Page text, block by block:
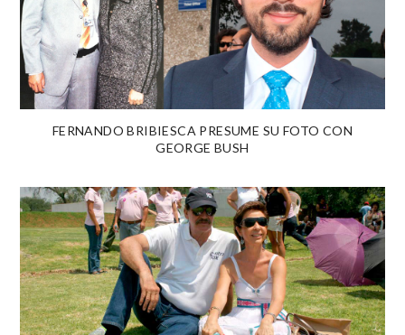
FERNANDO BRIBIESCA PRESUME SU FOTO CON
GEORGE BUSH